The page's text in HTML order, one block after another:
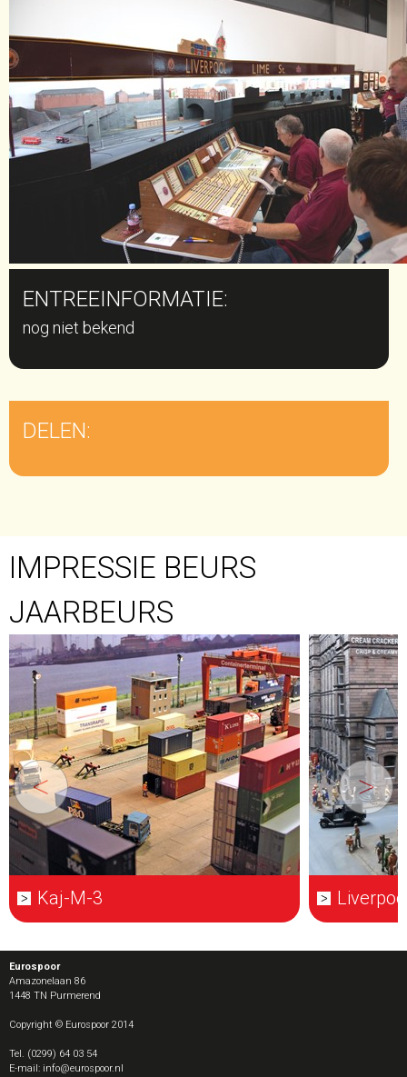
ENTREEINFORMATIE:
nog niet bekend
DELEN:
IMPRESSIE BEURS
JAARBEURS
Kaj-M-3
Eurospoor
Amazonelaan 86
1448 TN Purmerend
Copyright © Eurospoor 2014
Tel. (0299) 64 03 54
E-mail: info@eurospoor.nl